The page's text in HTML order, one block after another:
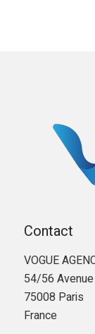
Contact
VOGUE
54/56
75008 Paris
France